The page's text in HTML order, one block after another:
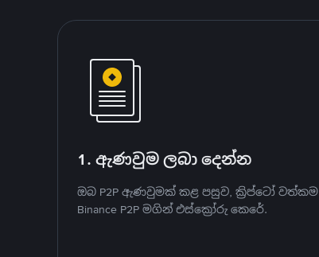
1. ඇණවුම ලබා දෙන්න
ඔබ P2P ඇණවුමක් කළ පසුව, ක්‍රිප්ටෝ වත්කම
Binance P2P මගින් එස්ක්‍රෝරු කෙරේ.